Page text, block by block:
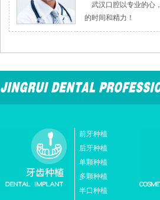
武汉口腔以专业的心
的时间和精力！
前牙种植
后牙种植
单颗种植
多颗种植
半口种植